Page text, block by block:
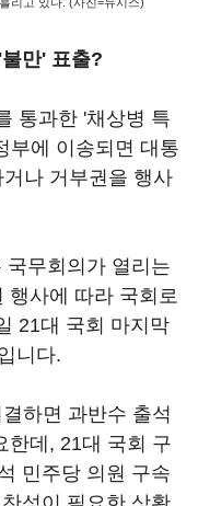
만' 표출?
통과한 '채상병 특
부에 이송되면 대통
나 거부권을 행사
국무회의가 열리는
행사에 따라 국회로
21대 국회 마지막
니다.
하면 과반수 출석
한데, 21대 국회 구
민주당 의원 구속